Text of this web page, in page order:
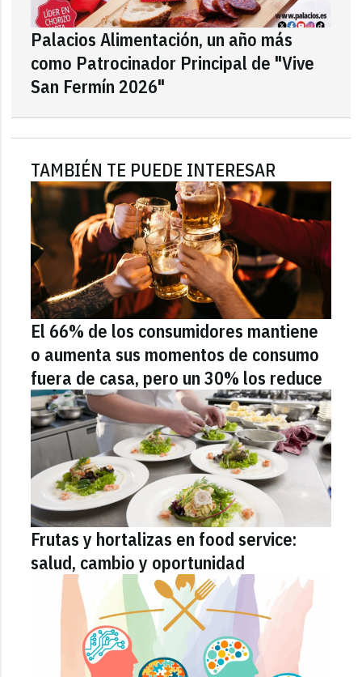
Palacios Alimentación, un año más
como Patrocinador Principal de "Vive
San Fermín 2026"
TAMBIÉN TE PUEDE INTERESAR
El 66% de los consumidores mantiene
o aumenta sus momentos de consumo
fuera de casa, pero un 30% los reduce
Frutas y hortalizas en food service:
salud, cambio y oportunidad